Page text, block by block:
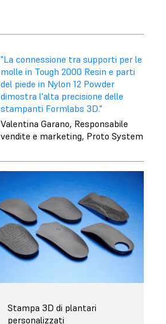
"La connessione tra supporti per le
molle in Tough 2000 Resin e parti
del piede in Nylon 12 Powder
dimostra l'alta precisione delle
stampanti Formlabs 3D."
Valentina Garano, Responsabile
vendite e marketing, Proto System
Stampa 3D di plantari
personalizzati